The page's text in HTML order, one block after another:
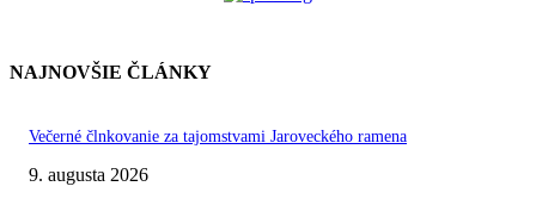
NAJNOVŠIE ČLÁNKY
Večerné člnkovanie za tajomstvami Jaroveckého ramena
9. augusta 2026